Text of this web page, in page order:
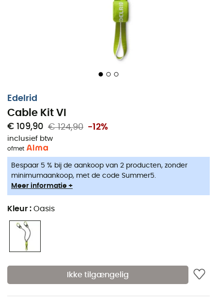
Edelrid
Cable Kit VI
€ 109,90 € 124,90 -12%
inclusief btw
ofmet
Bespaar 5 % bij de aankoop van 2 producten, zonder
minimumaankoop, met de code Summer5.
Meer informatie +
Kleur : Oasis
Ikke tilgængelig